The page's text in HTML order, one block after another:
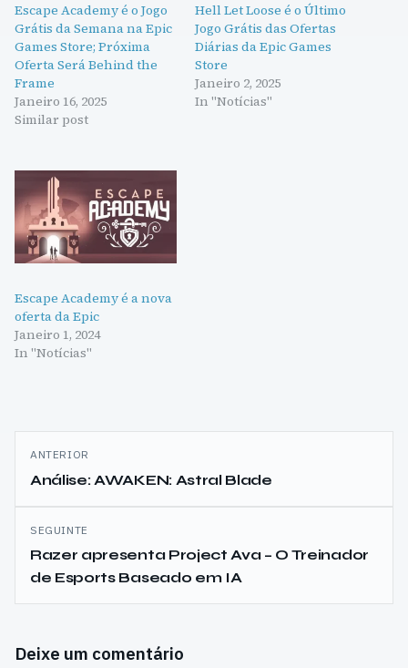
Escape Academy é o Jogo
Grátis da Semana na Epic
Games Store; Próxima
Oferta Será Behind the
Frame
Janeiro 16, 2025
Similar post
Hell Let Loose é o Último
Jogo Grátis das Ofertas
Diárias da Epic Games
Store
Janeiro 2, 2025
In "Notícias"
Escape Academy é a nova
oferta da Epic
Janeiro 1, 2024
In "Notícias"
Navegação
de
artigos
ANTERIOR
Análise: AWAKEN: Astral Blade
SEGUINTE
Razer apresenta Project Ava – O Treinador
de Esports Baseado em IA
Deixe um comentário